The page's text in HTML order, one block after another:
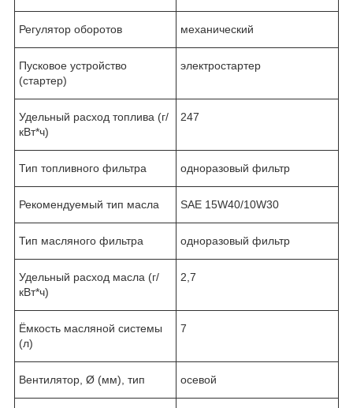
Регулятор оборотов механический
Пусковое устройство
(стартер)
электростартер
Удельный расход топлива (г/
кВт*ч)
247
Тип топливного фильтра одноразовый фильтр
Рекомендуемый тип масла SAE 15W40/10W30
Тип масляного фильтра одноразовый фильтр
Удельный расход масла (г/
кВт*ч)
2,7
Ёмкость масляной системы
(л)
7
Вентилятор, Ø (мм), тип осевой